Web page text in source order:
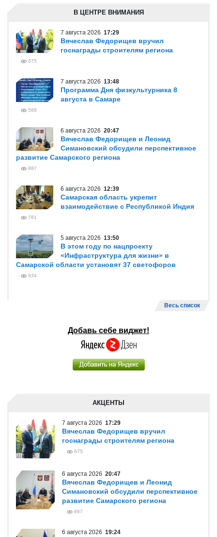
В ЦЕНТРЕ ВНИМАНИЯ
7 августа 2026 17:29
Вячеслав Федорищев вручил
госнаграды строителям региона
675
7 августа 2026 13:48
Программа Дня физкультурника 8
августа в Самаре
588
6 августа 2026 20:47
Вячеслав Федорищев и Леонид
Симановский обсудили перспективное
развитие Самарского региона
887
6 августа 2026 12:39
Самарская область укрепит
взаимодействие с Республикой Индия
781
5 августа 2026 13:50
В этом году по нацпроекту
«Инфраструктура для жизни» в
Самарской области установят 37 светофоров
934
Весь список
Добавь себе виджет!
АКЦЕНТЫ
7 августа 2026 17:29
Вячеслав Федорищев вручил
госнаграды строителям региона
675
6 августа 2026 20:47
Вячеслав Федорищев и Леонид
Симановский обсудили перспективное
развитие Самарского региона
887
6 августа 2026 19:24